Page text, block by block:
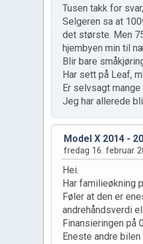
Tusen takk for
Selgeren sa at
det største. Men
hjembyen min til
Blir bare
Har sett på Leaf,
Er selvsagt
Jeg har allerede
Model X 2014 -
fredag 16. februar
Hei.
Har familieøkning
Føler at den er
andrehåndsverdi
Finansieringen på
Eneste andre